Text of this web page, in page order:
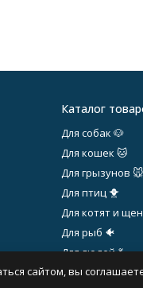
Каталог
Для собак 🐶
Для кошек 🐱
Для грызунов 🐭
Для птиц 🐥
Для котят и
Для рыб 🐠
Для людей 💃
сайтом, вы